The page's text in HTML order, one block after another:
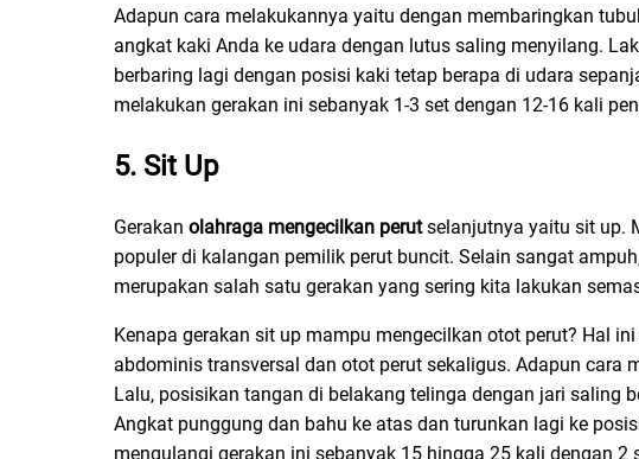
Adapun cara melakukannya yaitu dengan membaringkan
angkat kaki Anda ke udara dengan lutus saling menyilang.
berbaring lagi dengan posisi kaki tetap berapa di udara
melakukan gerakan ini sebanyak 1-3 set dengan 12-16 kali
5. Sit Up
Gerakan olahraga mengecilkan perutselanjutnya yaitu sit up.
populer di kalangan pemilik perut buncit. Selain sangat
merupakan salah satu gerakan yang sering kita lakukan
Kenapa gerakan sit up mampu mengecilkan otot perut? Hal
abdominis transversal dan otot perut sekaligus. Adapun
Lalu, posisikan tangan di belakang telinga dengan jari saling
Angkat punggung dan bahu ke atas dan turunkan lagi ke
mengulangi gerakan ini sebanyak 15 hingga 25 kali dengan 2